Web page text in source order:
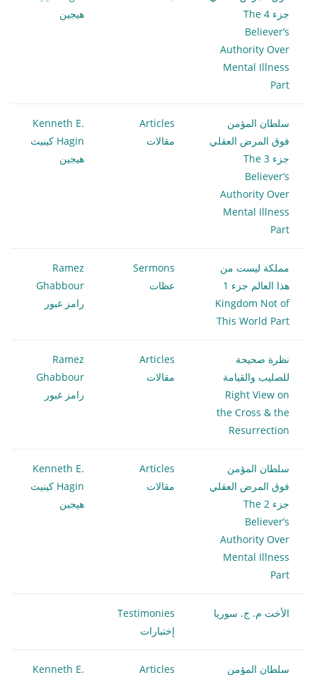
جزء 4 The
Believer’s
Authority Over
Mental Illness
Part
هيجين
سلطان المؤمن
فوق المرض العقلي
جزء 3 The
Believer’s
Authority Over
Mental Illness
Part
Articles
مقالات
Kenneth E.
Hagin كينيث
هيجين
مملكة ليست من
هذا العالم جزء 1
Kingdom Not of
This World Part
Sermons
عظات
Ramez
Ghabbour
رامز غبور
نظرة صحيحة
للصليب والقيامة
Right View on
the Cross & the
Resurrection
Articles
مقالات
Ramez
Ghabbour
رامز غبور
سلطان المؤمن
فوق المرض العقلي
جزء 2 The
Believer’s
Authority Over
Mental Illness
Part
Articles
مقالات
Kenneth E.
Hagin كينيث
هيجين
الأخت م. ج. سوريا
Testimonies
إختبارات
سلطان المؤمن
Articles
Kenneth E.